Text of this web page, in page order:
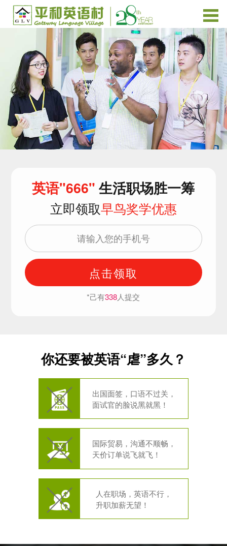
英语"666"生活职场胜一筹
立即领取早鸟奖学优惠
点击领取
*己有338人提交
你还要被英语“虐”多久？
出国面签，口语不过关，
面试官的脸说黑就黑！
国际贸易，沟通不顺畅，
天价订单说飞就飞！
人在职场，英语不行，
升职加薪无望！